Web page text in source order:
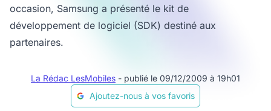
occasion, Samsung a présenté le kit de
développement de logiciel (SDK) destiné aux
partenaires.
La Rédac LesMobiles - publié le 09/12/2009 à 19h01
Ajoutez-nous à vos favoris